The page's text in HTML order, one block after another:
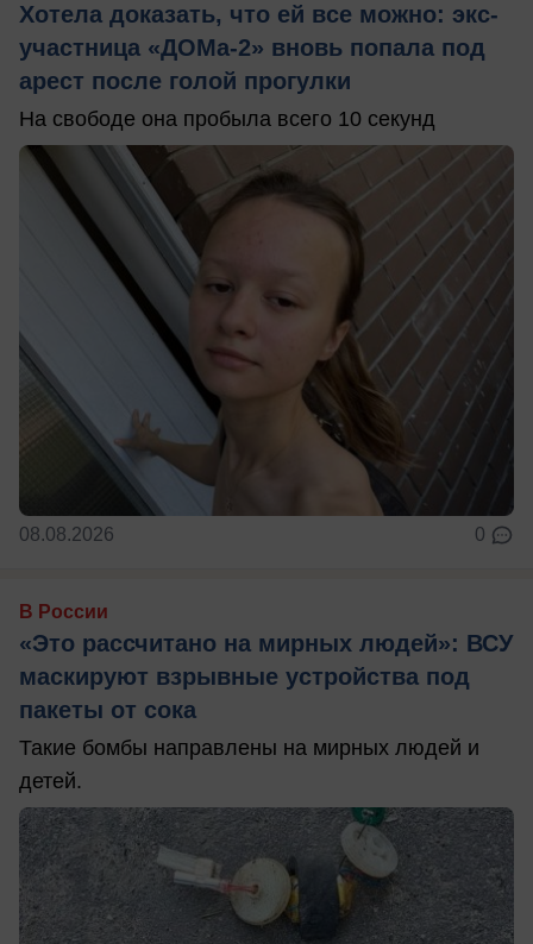
Хотела доказать, что ей все можно: экс-
участница «ДОМа-2» вновь попала под
арест после голой прогулки
На свободе она пробыла всего 10 секунд
08.08.2026 0
В России
«Это рассчитано на мирных людей»: ВСУ
маскируют взрывные устройства под
пакеты от сока
Такие бомбы направлены на мирных людей и
детей.